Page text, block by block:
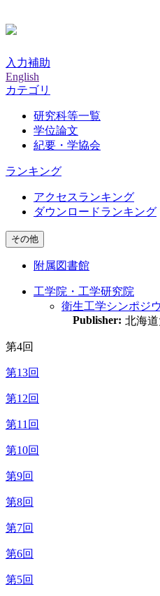
入力補助
English
カテゴリ
研究科等一覧
学位論文
紀要・学協会
ランキング
アクセスランキング
ダウンロードランキング
その他
附属図書館
工学院・工学研究院
衛生工学シンポジ
Publisher: 北海
第4回
第13回
第12回
第11回
第10回
第9回
第8回
第7回
第6回
第5回